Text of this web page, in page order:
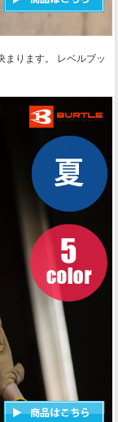
まります。 レベルブッ